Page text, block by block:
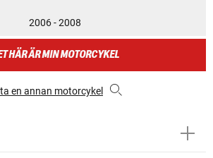
2006 - 2008
HÄR ÄR MIN MOTORCYKEL
en annan motorcykel